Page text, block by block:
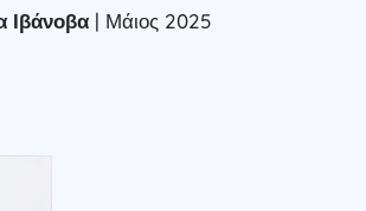
Ιβάνοβα| Μάιος 2025